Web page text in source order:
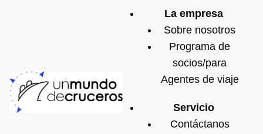
La empresa
Sobre nosotros
Programa de
socios/para
Agentes de viaje
Servicio
Contáctanos